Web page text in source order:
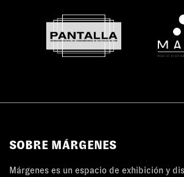
SOBRE MÁRGENES
Márgenes es un espacio de exhibición y